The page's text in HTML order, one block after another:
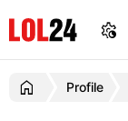
Profile